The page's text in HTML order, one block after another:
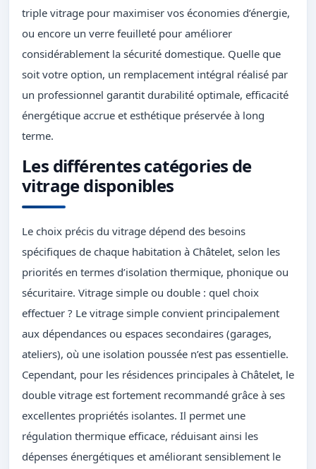
triple vitrage pour maximiser vos économies d’énergie,
ou encore un verre feuilleté pour améliorer
considérablement la sécurité domestique. Quelle que
soit votre option, un remplacement intégral réalisé par
un professionnel garantit durabilité optimale, efficacité
énergétique accrue et esthétique préservée à long
terme.
Les différentes catégories de
vitrage disponibles
Le choix précis du vitrage dépend des besoins
spécifiques de chaque habitation à Châtelet, selon les
priorités en termes d’isolation thermique, phonique ou
sécuritaire. Vitrage simple ou double : quel choix
effectuer ? Le vitrage simple convient principalement
aux dépendances ou espaces secondaires (garages,
ateliers), où une isolation poussée n’est pas essentielle.
Cependant, pour les résidences principales à Châtelet, le
double vitrage est fortement recommandé grâce à ses
excellentes propriétés isolantes. Il permet une
régulation thermique efficace, réduisant ainsi les
dépenses énergétiques et améliorant sensiblement le